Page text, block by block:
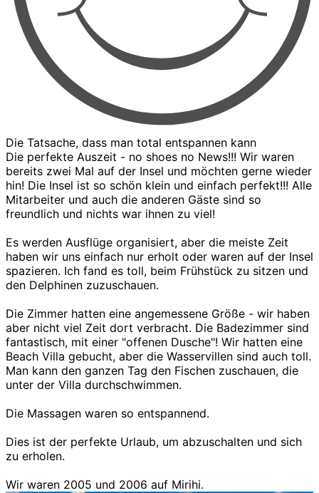
Die Tatsache, dass man total entspannen kann
Die perfekte Auszeit - no shoes no News!!! Wir waren
bereits zwei Mal auf der Insel und möchten gerne wieder
hin! Die Insel ist so schön klein und einfach perfekt!!! Alle
Mitarbeiter und auch die anderen Gäste sind so
freundlich und nichts war ihnen zu viel!
Es werden Ausflüge organisiert, aber die meiste Zeit
haben wir uns einfach nur erholt oder waren auf der Insel
spazieren. Ich fand es toll, beim Frühstück zu sitzen und
den Delphinen zuzuschauen.
Die Zimmer hatten eine angemessene Größe - wir haben
aber nicht viel Zeit dort verbracht. Die Badezimmer sind
fantastisch, mit einer "offenen Dusche"! Wir hatten eine
Beach Villa gebucht, aber die Wasservillen sind auch toll.
Man kann den ganzen Tag den Fischen zuschauen, die
unter der Villa durchschwimmen.
Die Massagen waren so entspannend.
Dies ist der perfekte Urlaub, um abzuschalten und sich
zu erholen.
Wir waren 2005 und 2006 auf Mirihi.